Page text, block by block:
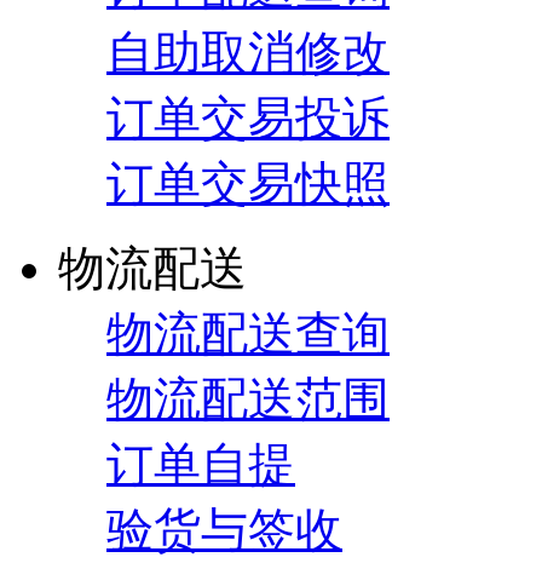
自助取消修改
订单交易投诉
订单交易快照
物流配送
物流配送查询
物流配送范围
订单自提
验货与签收